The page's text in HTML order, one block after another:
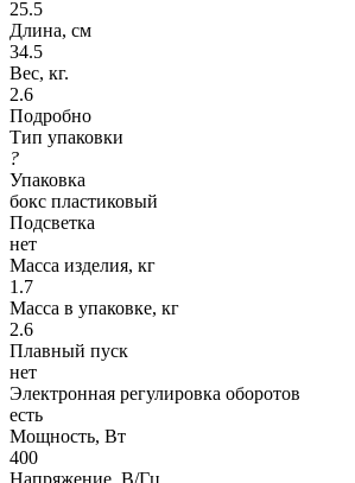
25.5
Длина, см
34.5
Вес, кг.
2.6
Подробно
Тип упаковки
?
Упаковка
бокс пластиковый
Подсветка
нет
Масса изделия, кг
1.7
Масса в упаковке, кг
2.6
Плавный пуск
нет
Электронная регулировка оборотов
есть
Мощность, Вт
400
Напряжение, В/Гц